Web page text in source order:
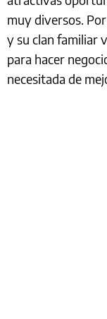
muy diversos.
y su clan familiar
para hacer
necesitada de